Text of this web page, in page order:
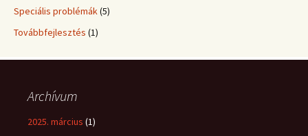
Speciális problémák(5)
Továbbfejlesztés (1)
Archívum
2025. március (1)